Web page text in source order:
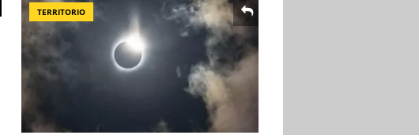
TERRITORIO